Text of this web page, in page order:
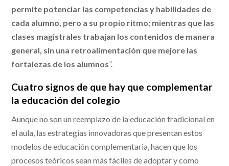
permite potenciar las competencias y habilidades de
cada alumno, pero a su propio ritmo; mientras que las
clases magistrales trabajan los contenidos de manera
general, sin una retroalimentación que mejore las
fortalezas de los alumnos”.
Cuatro signos de que hay que complementar
la educación del colegio
Aunque no son un reemplazo de la educación tradicional en
el aula, las estrategias innovadoras que presentan estos
modelos de educación complementaria, hacen que los
procesos teóricos sean más fáciles de adoptar y como